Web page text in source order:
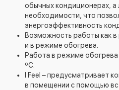
обычных кондиционерах, а
необходимости, что
энергоэффективность
Возможность работы как
и в режиме обогрева.
Работа в режиме
ºС.
I Feel – предусматривает
в помещении с помощью